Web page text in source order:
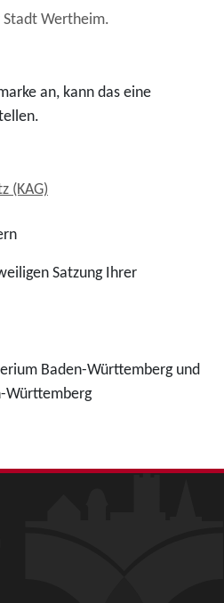
Stadt Wertheim.
an, kann das eine
(KAG)
Satzung Ihrer
Baden-Württemberg und
Württemberg